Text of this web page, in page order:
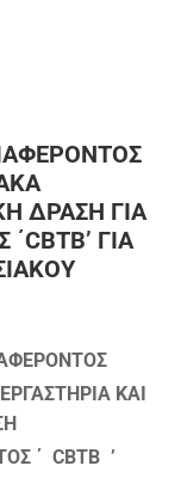
ΔΡΑΣΗ ΓΙΑ
ΓΙΑ
ΚΑΙ
΄ CBTB ’